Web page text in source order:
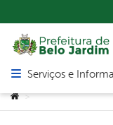
Abrir menu
Serviços e
Você está aqui:
>